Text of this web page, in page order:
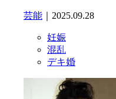
芸能 ｜2025.09.28
妊娠
混乱
デキ婚